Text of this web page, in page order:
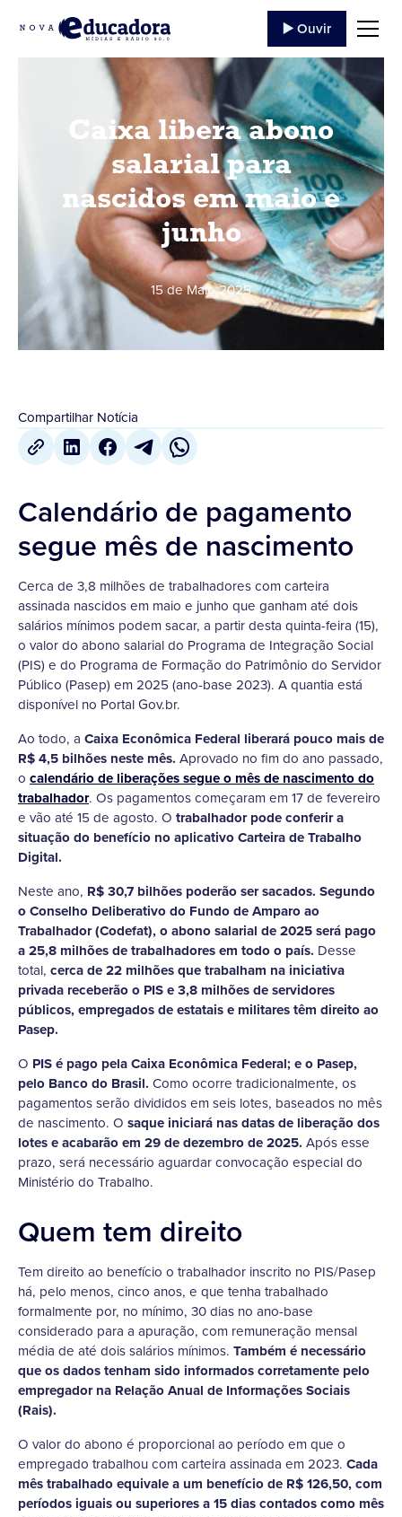
▶️ Ouvir
Caixa libera abono
salarial para
nascidos em maio e
junho
15 de Maio,2025
Compartilhar Notícia
Calendário de pagamento
segue mês de nascimento
Cerca de 3,8 milhões de trabalhadores com carteira
assinada nascidos em maio e junho que ganham até dois
salários mínimos podem sacar, a partir desta quinta-feira (15),
o valor do abono salarial do Programa de Integração Social
(PIS) e do Programa de Formação do Patrimônio do Servidor
Público (Pasep) em 2025 (ano-base 2023). A quantia está
disponível no Portal Gov.br.
Ao todo, a Caixa Econômica Federal liberará pouco mais de
R$ 4,5 bilhões neste mês. Aprovado no fim do ano passado,
o calendário de liberações segue o mês de nascimento do
trabalhador. Os pagamentos começaram em 17 de fevereiro
e vão até 15 de agosto. O trabalhador pode conferir a
situação do benefício no aplicativo Carteira de Trabalho
Digital.
Neste ano, R$ 30,7 bilhões poderão ser sacados. Segundo
o Conselho Deliberativo do Fundo de Amparo ao
Trabalhador (Codefat), o abono salarial de 2025 será pago
a 25,8 milhões de trabalhadores em todo o país. Desse
total, cerca de 22 milhões que trabalham na iniciativa
privada receberão o PIS e 3,8 milhões de servidores
públicos, empregados de estatais e militares têm direito ao
Pasep.
O PIS é pago pela Caixa Econômica Federal; e o Pasep,
pelo Banco do Brasil. Como ocorre tradicionalmente, os
pagamentos serão divididos em seis lotes, baseados no mês
de nascimento. O saque iniciará nas datas de liberação dos
lotes e acabarão em 29 de dezembro de 2025. Após esse
prazo, será necessário aguardar convocação especial do
Ministério do Trabalho.
Quem tem direito
Tem direito ao benefício o trabalhador inscrito no PIS/Pasep
há, pelo menos, cinco anos, e que tenha trabalhado
formalmente por, no mínimo, 30 dias no ano-base
considerado para a apuração, com remuneração mensal
média de até dois salários mínimos. Também é necessário
que os dados tenham sido informados corretamente pelo
empregador na Relação Anual de Informações Sociais
(Rais).
O valor do abono é proporcional ao período em que o
empregado trabalhou com carteira assinada em 2023. Cada
mês trabalhado equivale a um benefício de R$ 126,50, com
períodos iguais ou superiores a 15 dias contados como mês